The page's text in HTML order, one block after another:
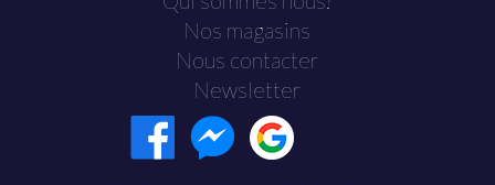
Nos magasins
Nous contacter
Newsletter